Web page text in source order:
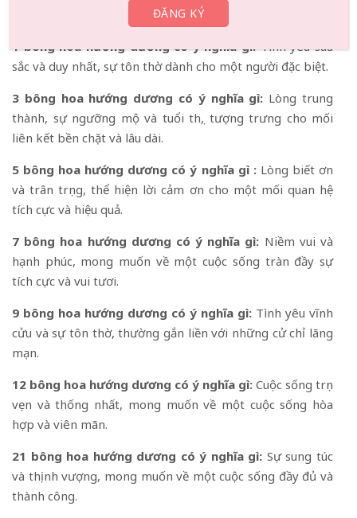
1 bông hoa hướng dương có ý nghĩa gì:Tình yêu sâu
sắc và duy nhất, sự tôn thờ dành cho một người đặc biệt.
3 bông hoa hướng dương có ý nghĩa gì: Lòng trung
thành, sự ngưỡng mộ và tuổi thọ, tượng trưng cho mối
liên kết bền chặt và lâu dài.
5 bông hoa hướng dương có ý nghĩa gì :Lòng biết ơn
và trân trọng, thể hiện lời cảm ơn cho một mối quan hệ
tích cực và hiệu quả.
7 bông hoa hướng dương có ý nghĩa gì: Niềm vui và
hạnh phúc, mong muốn về một cuộc sống tràn đầy sự
tích cực và vui tươi.
9 bông hoa hướng dương có ý nghĩa gì: Tình yêu vĩnh
cửu và sự tôn thờ, thường gắn liền với những cử chỉ lãng
mạn.
12 bông hoa hướng dương có ý nghĩa gì: Cuộc sống trọn
vẹn và thống nhất, mong muốn về một cuộc sống hòa
hợp và viên mãn.
21 bông hoa hướng dương có ý nghĩa gì: Sự sung túc
và thịnh vượng, mong muốn về một cuộc sống đầy đủ và
thành công.